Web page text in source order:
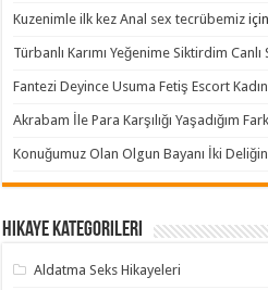
Kuzenimle ilk kez Anal sex tecrübemiz
Türbanlı Karımı Yeğenime Siktirdim Canlı
Fantezi Deyince Usuma Fetiş Escort
Akrabam İle Para Karşılığı Yaşadığım
Konuğumuz Olan Olgun Bayanı İki
Hikaye Kategorileri
Aldatma Seks Hikayeleri